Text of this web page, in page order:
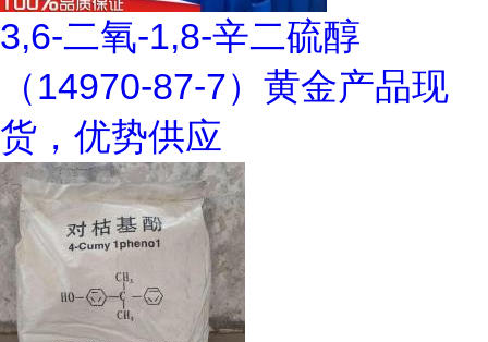
3,6-二氧-1,8-辛二硫醇
（14970-87-7）黄金产品现
货，优势供应